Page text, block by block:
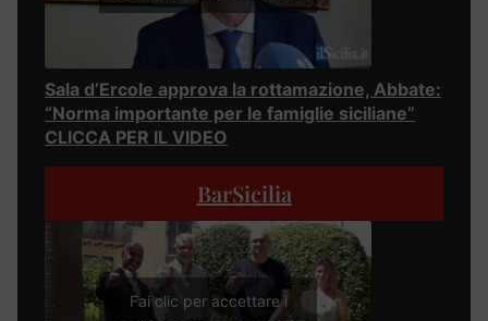
Sala d’Ercole approva la rottamazione, Abbate:
“Norma importante per le famiglie siciliane”
CLICCA PER IL VIDEO
BarSicilia
Fai clic per accettare i